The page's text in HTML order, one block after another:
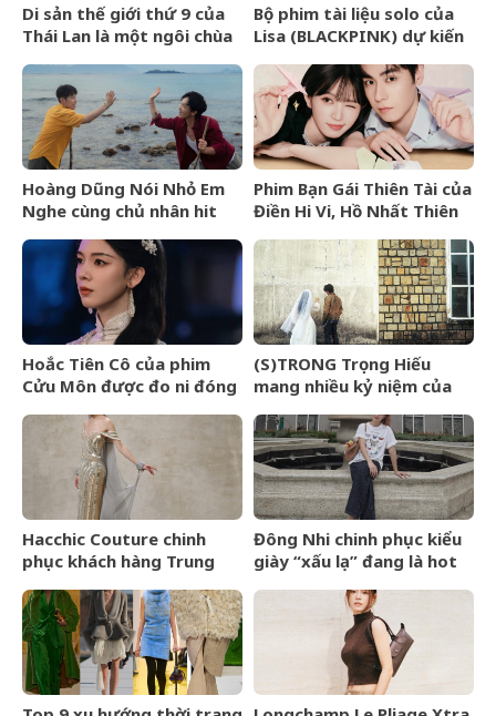
Di sản thế giới thứ 9 của
Thái Lan là một ngôi chùa
Bộ phim tài liệu solo của
Lisa (BLACKPINK) dự kiến
TIFF 2026
Hoàng Dũng Nói Nhỏ Em
Nghe cùng chủ nhân hit
Phim Bạn Gái Thiên Tài của
Điền Hi Vi, Hồ Nhất Thiên
kịch bản phi lý
Hoắc Tiên Cô của phim
Cửu Môn được đo ni đóng
(S)TRONG Trọng Hiếu
mang nhiều kỷ niệm của
vẫn yêu em) đến giây cuối
cùng
Hacchic Couture chinh
phục khách hàng Trung
thảo
Đông Nhi chinh phục kiểu
giày “xấu lạ” đang là hot